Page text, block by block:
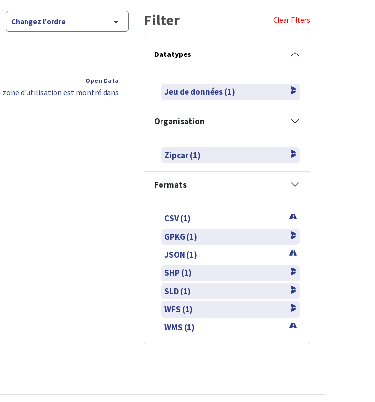
Changez l'ordre
Open Data
zone d'utilisation est montré dans
Filter Clear Filters
Datatypes
Jeu de données (1)
Organisation
Zipcar (1)
Formats
CSV (1)
GPKG (1)
JSON (1)
SHP (1)
SLD (1)
WFS (1)
WMS (1)